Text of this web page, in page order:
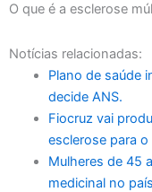
O que é a esclerose
Notícias relacionadas:
Plano de saúde
decide ANS.
Fiocruz vai
esclerose para o
Mulheres de 45
medicinal no